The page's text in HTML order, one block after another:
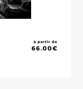
à partir de
66.00€